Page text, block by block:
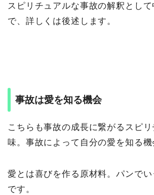
スピリチュアルな事故の解釈とし
で、詳しくは後述します。
事故は愛を知る機会
こちらも事故の成長に繋がるスピ
味。事故によって自分の愛を知る機
愛とは喜びを作る原材料。パンでい
です。